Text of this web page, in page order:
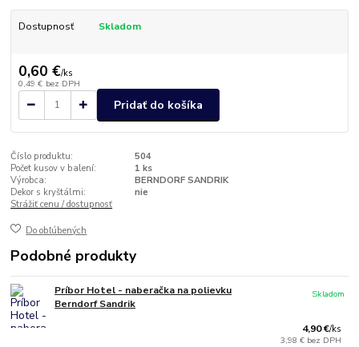
Dostupnosť Skladom
0,60 €/ks
0,49 € bez DPH
Pridať do košíka
Číslo produktu:
504
Počet kusov v balení:
1 ks
Výrobca:
BERNDORF SANDRIK
Dekor s kryštálmi:
nie
Strážiť cenu / dostupnosť
Do obľúbených
Podobné produkty
Príbor Hotel - naberačka na polievku
Berndorf Sandrik
4,90 €/ks
3,98 € bez DPH
Skladom